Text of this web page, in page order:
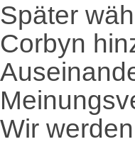
Später
Corbyn
Wir